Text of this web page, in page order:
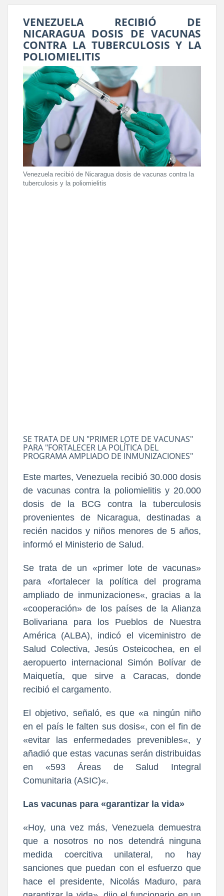
VENEZUELA RECIBIÓ DE
NICARAGUA DOSIS DE VACUNAS
CONTRA LA TUBERCULOSIS Y LA
POLIOMIELITIS
Venezuela recibió de Nicaragua dosis de vacunas contra la
tuberculosis y la poliomielitis
SE TRATA DE UN "PRIMER LOTE DE VACUNAS"
PARA "FORTALECER LA POLÍTICA DEL
PROGRAMA AMPLIADO DE INMUNIZACIONES"
Este martes, Venezuela recibió 30.000 dosis
de vacunas contra la poliomielitis y 20.000
dosis de la BCG contra la tuberculosis
provenientes de Nicaragua, destinadas a
recién nacidos y niños menores de 5 años,
informó el Ministerio de Salud.
Se trata de un «primer lote de vacunas»
para «fortalecer la política del programa
ampliado de inmunizaciones«, gracias a la
«cooperación» de los países de la Alianza
Bolivariana para los Pueblos de Nuestra
América (ALBA), indicó el viceministro de
Salud Colectiva, Jesús Osteicochea, en el
aeropuerto internacional Simón Bolívar de
Maiquetía, que sirve a Caracas, donde
recibió el cargamento.
El objetivo, señaló, es que «a ningún niño
en el país le falten sus dosis«, con el fin de
«evitar las enfermedades prevenibles«, y
añadió que estas vacunas serán distribuidas
en «593 Áreas de Salud Integral
Comunitaria (ASIC)«.
Las vacunas para «garantizar la vida»
«Hoy, una vez más, Venezuela demuestra
que a nosotros no nos detendrá ninguna
medida coercitiva unilateral, no hay
sanciones que puedan con el esfuerzo que
hace el presidente, Nicolás Maduro, para